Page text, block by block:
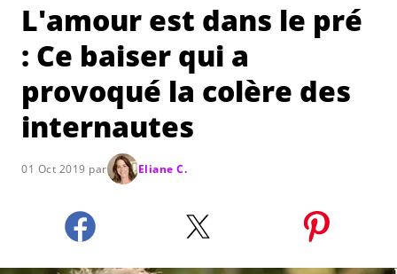
L'amour est dans le pré
: Ce baiser qui a
provoqué la colère des
internautes
01 Oct 2019 par Eliane C.